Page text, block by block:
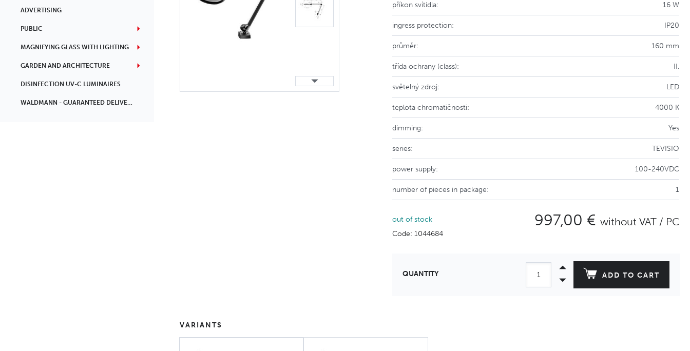
ADVERTISING
PUBLIC
MAGNIFYING GLASS WITH LIGHTING
GARDEN AND ARCHITECTURE
DISINFECTION UV-C LUMINAIRES
WALDMANN - GUARANTEED DELIVERY TIME
příkon svítidla: 16 W
ingress protection: IP20
průměr: 160 mm
třída ochrany (class): II.
světelný zdroj: LED
teplota chromatičnosti: 4000 K
dimming: Yes
series: TEVISIO
power supply: 100-240VDC
number of pieces in package: 1
out of stock
Code: 1044684
997,00 € without VAT / PC
QUANTITY ADD TO CART
VARIANTS